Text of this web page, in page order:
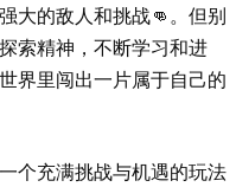
大的敌人和挑战👊。但别
索精神，不断学习和进
界里闯出一片属于自己的
个充满挑战与机遇的玩法